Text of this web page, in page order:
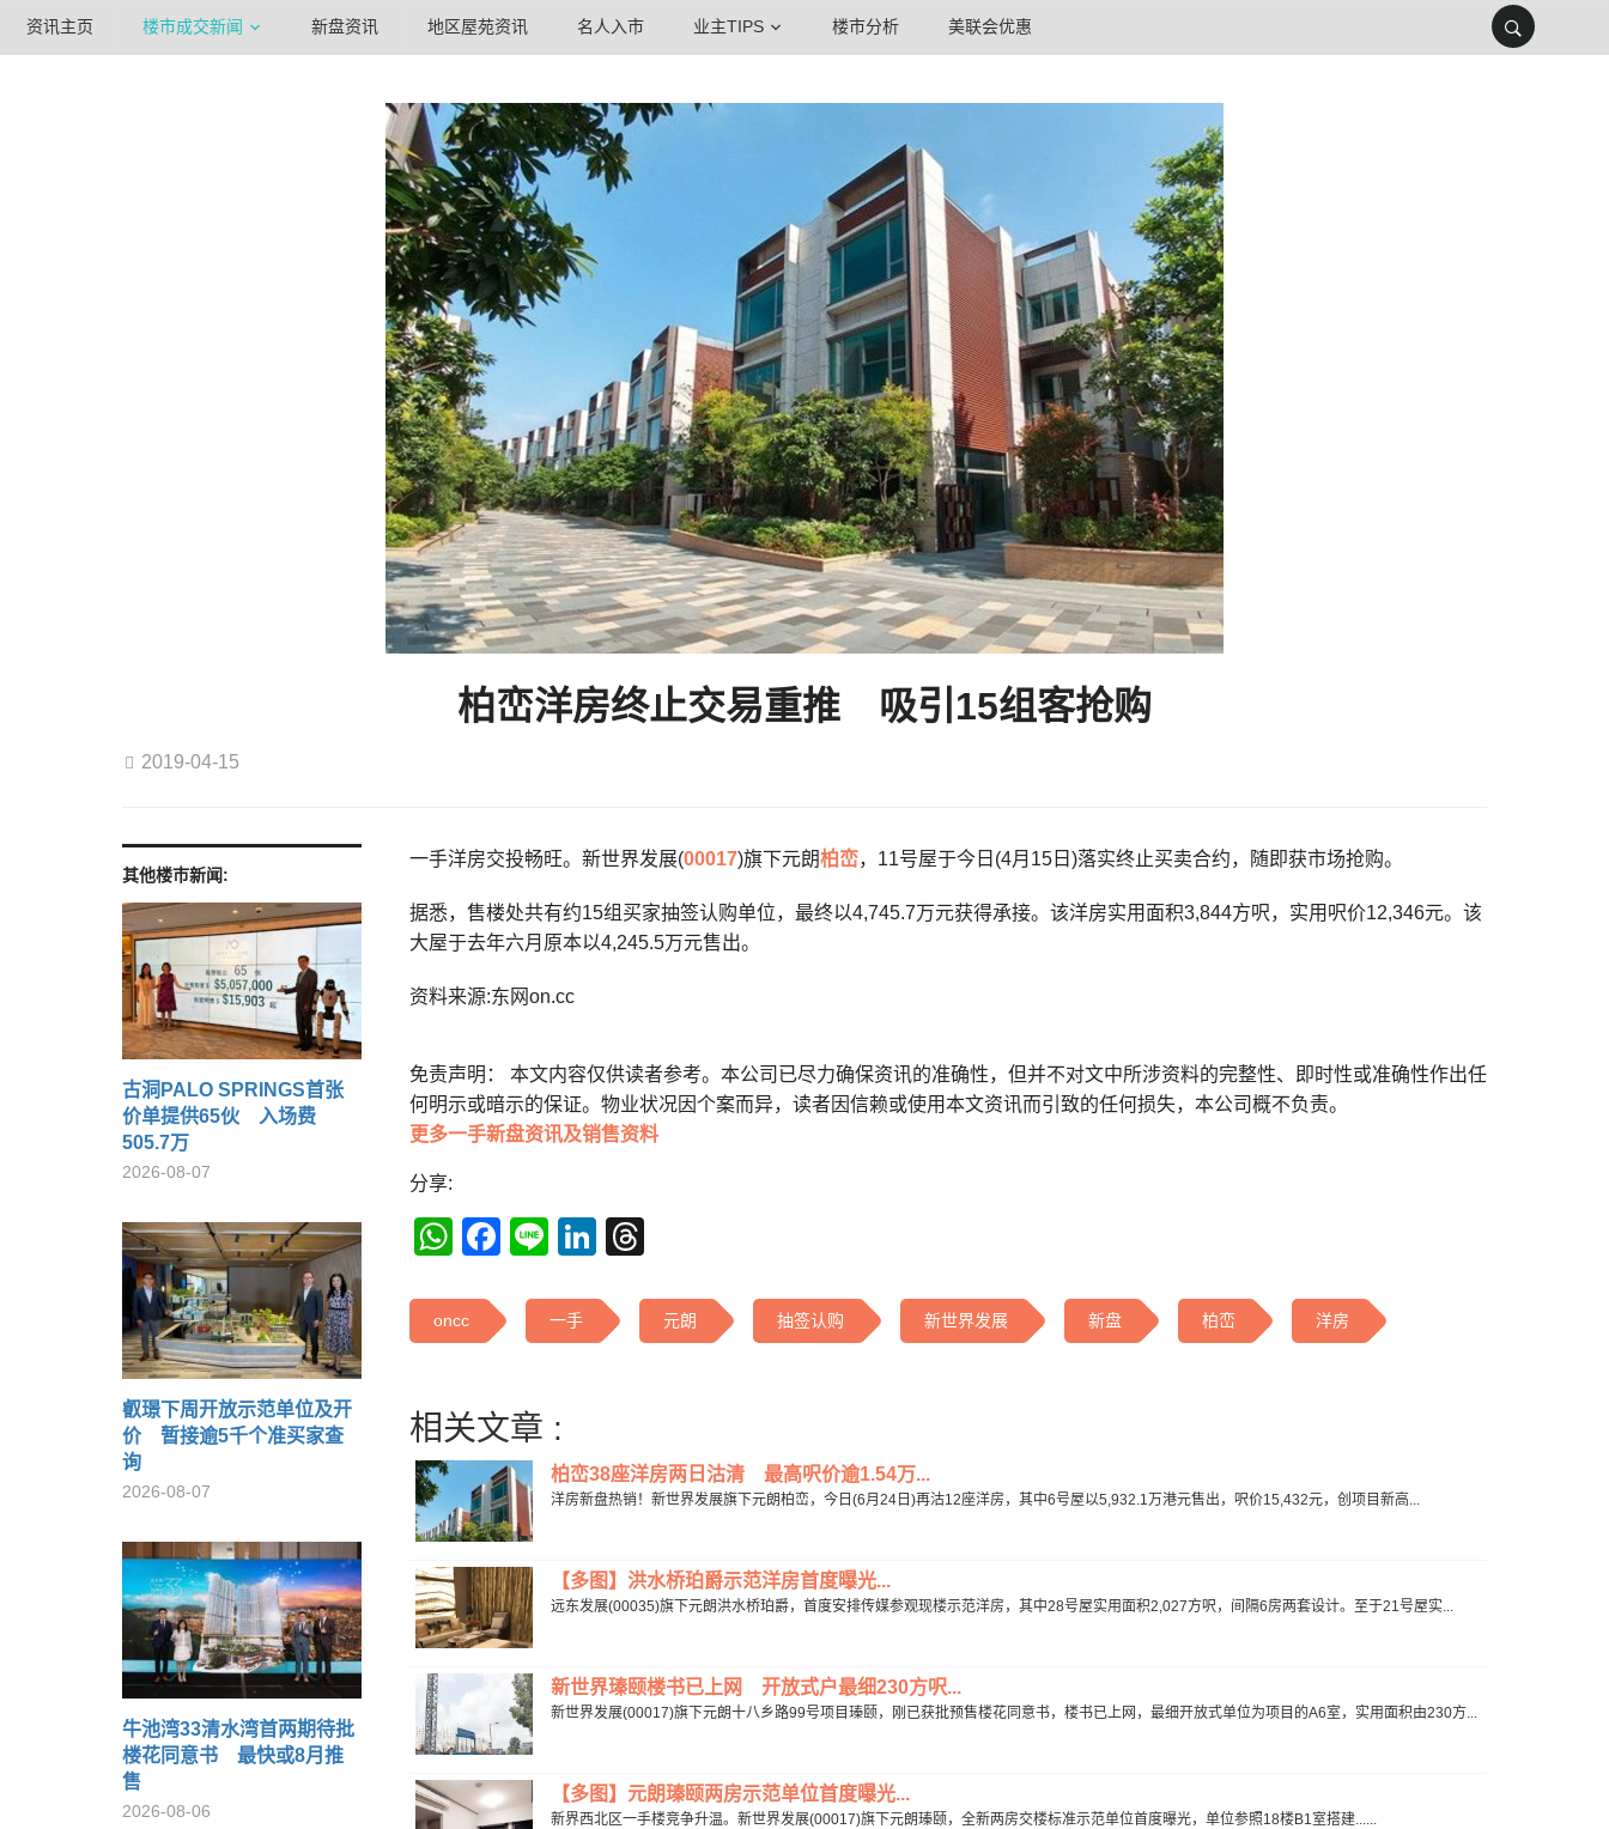
资讯主页 楼市成交新闻 新盘资讯 地区屋苑资讯 名人入市 业主TIPS 楼市分析 美联会优惠
柏峦洋房终止交易重推 吸引15组客抢购
2019-04-15
其他楼巿新闻:
古洞PALO SPRINGS首张
价单提供65伙 入场费
505.7万
2026-08-07
叡璟下周开放示范单位及开
价 暂接逾5千个准买家查
询
2026-08-07
牛池湾33清水湾首两期待批
楼花同意书 最快或8月推
售
2026-08-06
一手洋房交投畅旺。新世界发展(00017)旗下元朗柏峦，11号屋于今日(4月15日)落实终止买卖合约，随即获市场抢购。
据悉，售楼处共有约15组买家抽签认购单位，最终以4,745.7万元获得承接。该洋房实用面积3,844方呎，实用呎价12,346元。该
大屋于去年六月原本以4,245.5万元售出。
资料来源:东网on.cc
免责声明： 本文内容仅供读者参考。本公司已尽力确保资讯的准确性，但并不对文中所涉资料的完整性、即时性或准确性作出任
何明示或暗示的保证。物业状况因个案而异，读者因信赖或使用本文资讯而引致的任何损失，本公司概不负责。
更多一手新盘资讯及销售资料
分享:
WhatsApp
Facebook
LineLinkedIn
oncc 一手 元朗 抽签认购 新世界发展 新盘 柏峦 洋房
相关文章 :
柏峦38座洋房两日沽清 最高呎价逾1.54万...
洋房新盘热销！新世界发展旗下元朗柏峦，今日(6月24日)再沽12座洋房，其中6号屋以5,932.1万港元售出，呎价15,432元，创项目新高...
【多图】洪水桥珀爵示范洋房首度曝光...
远东发展(00035)旗下元朗洪水桥珀爵，首度安排传媒参观现楼示范洋房，其中28号屋实用面积2,027方呎，间隔6房两套设计。至于21号屋实...
新世界瑧颐楼书已上网 开放式户最细230方呎...
新世界发展(00017)旗下元朗十八乡路99号项目瑧颐，刚已获批预售楼花同意书，楼书已上网，最细开放式单位为项目的A6室，实用面积由230方...
【多图】元朗瑧颐两房示范单位首度曝光...
新界西北区一手楼竞争升温。新世界发展(00017)旗下元朗瑧颐，全新两房交楼标准示范单位首度曝光，单位参照18楼B1室搭建......